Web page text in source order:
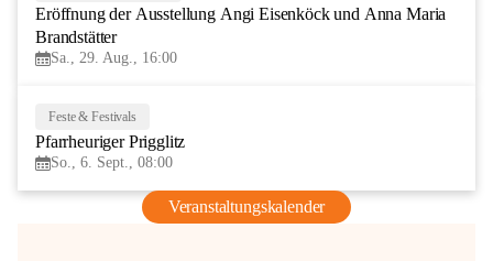
AUG
Eröffnung der Ausstellung Angi Eisenköck und Anna Maria
Brandstätter
Sa., 29. Aug., 16:00
Feste & Festivals
Pfarrheuriger Prigglitz
So., 6. Sept., 08:00
Veranstaltungskalender